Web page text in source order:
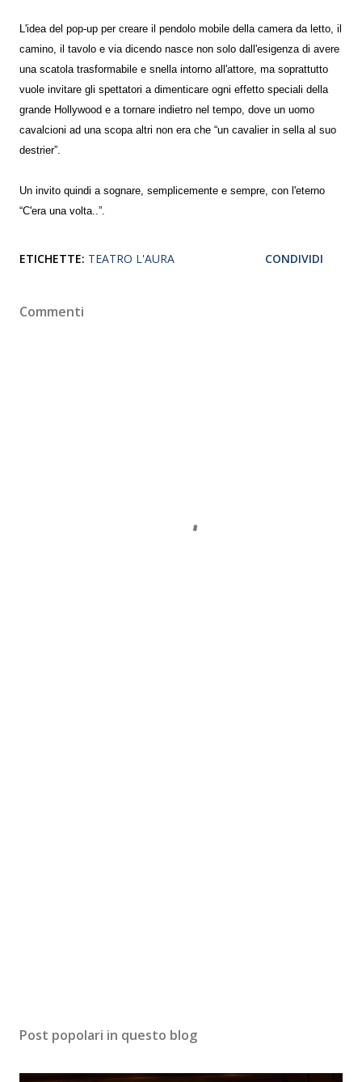
L'idea del pop-up per creare il pendolo mobile della camera da letto, il
camino, il tavolo e via dicendo nasce non solo dall'esigenza di avere
una scatola trasformabile e snella intorno all'attore, ma soprattutto
vuole invitare gli spettatori a dimenticare ogni effetto speciali della
grande Hollywood e a tornare indietro nel tempo, dove un uomo
cavalcioni ad una scopa altri non era che “un cavalier in sella al suo
destrier”.
Un invito quindi a sognare, semplicemente e sempre, con l'eterno
“C'era una volta..”.
ETICHETTE: TEATRO L'AURA CONDIVIDI
Commenti
Post popolari in questo blog